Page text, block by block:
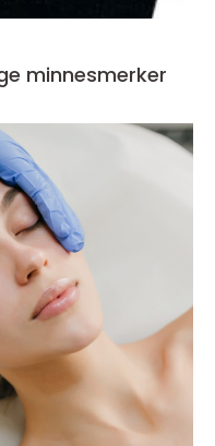
minnesmerker